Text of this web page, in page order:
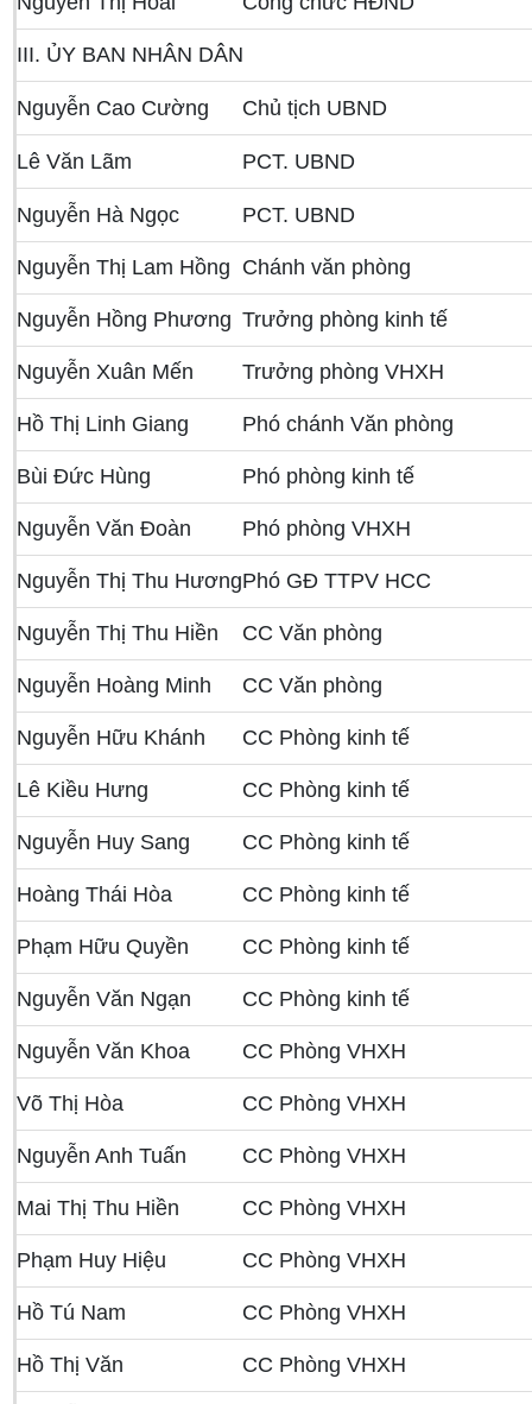
III. ỦY BAN NHÂN DÂN
Nguyễn Cao Cường Chủ tịch UBND
Lê Văn Lãm PCT. UBND
Nguyễn Hà Ngọc PCT. UBND
Nguyễn Thị Lam Hồng Chánh văn phòng
Nguyễn Hồng Phương Trưởng phòng kinh tế
Nguyễn Xuân Mến Trưởng phòng VHXH
Hồ Thị Linh Giang Phó chánh Văn phòng
Bùi Đức Hùng Phó phòng kinh tế
Nguyễn Văn Đoàn Phó phòng VHXH
Nguyễn Thị Thu HươngPhó GĐ TTPV HCC
Nguyễn Thị Thu Hiền CC Văn phòng
Nguyễn Hoàng Minh CC Văn phòng
Nguyễn Hữu Khánh CC Phòng kinh tế
Lê Kiều Hưng CC Phòng kinh tế
Nguyễn Huy Sang CC Phòng kinh tế
Hoàng Thái Hòa CC Phòng kinh tế
Phạm Hữu Quyền CC Phòng kinh tế
Nguyễn Văn Ngạn CC Phòng kinh tế
Nguyễn Văn Khoa CC Phòng VHXH
Võ Thị Hòa CC Phòng VHXH
Nguyễn Anh Tuấn CC Phòng VHXH
Mai Thị Thu Hiền CC Phòng VHXH
Phạm Huy Hiệu CC Phòng VHXH
Hồ Tú Nam CC Phòng VHXH
Hồ Thị Văn CC Phòng VHXH